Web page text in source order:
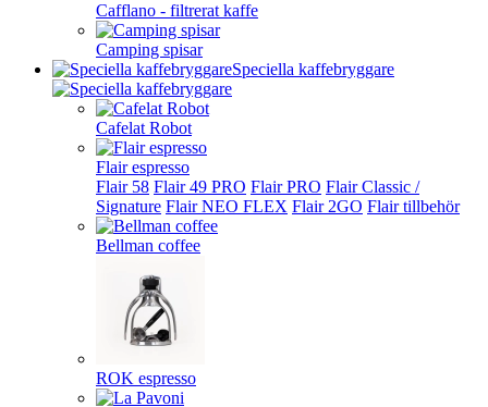
Cafflano - filtrerat kaffe
Camping spisar
Speciella kaffebryggare
Cafelat Robot
Flair espresso
Flair 58 Flair 49 PRO Flair PRO Flair Classic /
Signature Flair NEO FLEX Flair 2GO Flair tillbehör
Bellman coffee
ROK espresso